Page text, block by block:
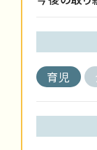
育児